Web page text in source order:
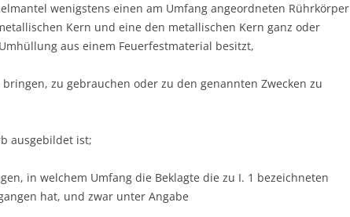
wenigstens einen am Umfang angeordneten Rührkörper
Kern und eine den metallischen Kern ganz oder
aus einem Feuerfestmaterial besitzt,
zu gebrauchen oder zu den genannten Zwecken zu
ausgebildet ist;
in welchem Umfang die Beklagte die zu I. 1 bezeichneten
hat, und zwar unter Angabe